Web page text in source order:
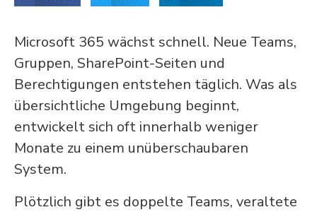
Microsoft 365 wächst schnell. Neue Teams,
Gruppen, SharePoint-Seiten und
Berechtigungen entstehen täglich. Was als
übersichtliche Umgebung beginnt,
entwickelt sich oft innerhalb weniger
Monate zu einem unüberschaubaren
System.
Plötzlich gibt es doppelte Teams, veraltete